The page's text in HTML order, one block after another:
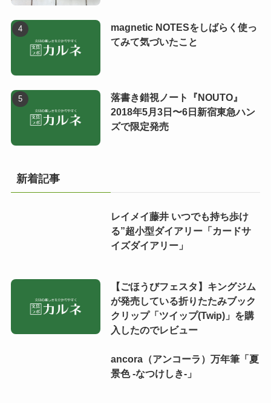
magnetic NOTESをしばらく使っ
てみて気づいたこと
落書き錯視ノート『NOUTO』
2018年5月3日〜6日新宿東急ハン
ズで限定発売
新着記事
レイメイ藤井 いつでも持ち歩け
る”超小型ダイアリー「カードサ
イズダイアリー」
【ごほうびフェスタ】キングジム
が発売している折りたたみブック
クリップ「ツイップ(Twip)」を購
入したのでレビュー
ancora（アンコーラ）万年筆「夏
景色 -なつけしき-」